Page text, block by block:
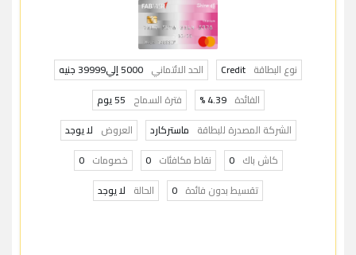
نوع البطاقة Credit الحد الائتماني 5000 إلي39999 جنيه
الفائدة 4.39 % فترة السماح 55 يوم
الشركة المصدرة للبطاقة ماستركارد العروض لا يوجد
كاش باك 0 نقاط مكافئات 0 خصومات 0
تقسيط بدون فائدة 0 الحالة لا يوجد